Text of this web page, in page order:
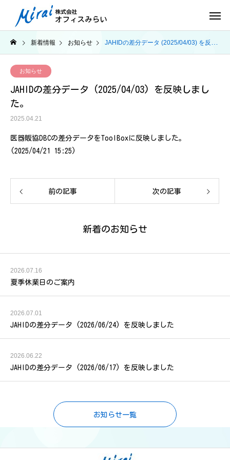
新着情報 お知らせ JAHIDの差分データ (2025/04/03) を反映しました。
お知らせ
JAHIDの差分データ (2025/04/03) を反映しまし
た。
2025.04.21
医器販協DBCの差分データをToolBoxに反映しました。
(2025/04/21 15:25)
前の記事 次の記事
新着のお知らせ
2026.07.16
夏季休業日のご案内
2026.07.01
JAHIDの差分データ (2026/06/24) を反映しました
2026.06.22
JAHIDの差分データ (2026/06/17) を反映しました
お知らせ一覧